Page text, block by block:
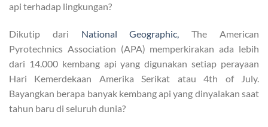
api terhadap lingkungan?
Dikutip dari National Geographic, The American
Pyrotechnics Association (APA) memperkirakan ada lebih
dari 14.000 kembang api yang digunakan setiap perayaan
Hari Kemerdekaan Amerika Serikat atau 4th of July.
Bayangkan berapa banyak kembang api yang dinyalakan saat
tahun baru di seluruh dunia?